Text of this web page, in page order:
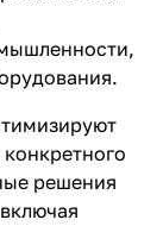
решения